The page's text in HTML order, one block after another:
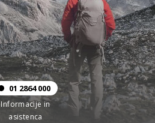
01 2864 000
Informacije in
asistenca